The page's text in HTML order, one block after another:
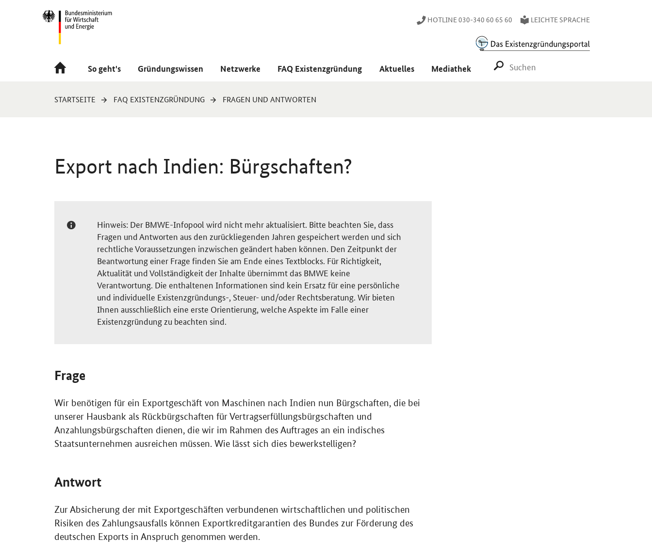
Navigation
Hauptmenü HOTLINE 030-340 60 65 60 LEICHTE SPRACHE
So geht's Gründungswissen Netzwerke FAQ Existenzgründung Aktuelles Mediathek SUCHE STARTEN
Sie
STARTSEITE FAQ EXISTENZGRÜNDUNG FRAGEN UND ANTWORTEN
Export nach Indien: Bürgschaften?
Hinweis: Der BMWE-Infopool wird nicht mehr aktualisiert. Bitte beachten Sie, dass
Fragen und Antworten aus den zurückliegenden Jahren gespeichert werden und sich
rechtliche Voraussetzungen inzwischen geändert haben können. Den Zeitpunkt der
Beantwortung einer Frage finden Sie am Ende eines Textblocks. Für Richtigkeit,
Aktualität und Vollständigkeit der Inhalte übernimmt das BMWE keine
Verantwortung. Die enthaltenen Informationen sind kein Ersatz für eine persönliche
und individuelle Existenzgründungs-, Steuer- und/oder Rechtsberatung. Wir bieten
Ihnen ausschließlich eine erste Orientierung, welche Aspekte im Falle einer
Existenzgründung zu beachten sind.
Frage
Wir benötigen für ein Exportgeschäft von Maschinen nach Indien nun Bürgschaften, die bei
unserer Hausbank als Rückbürgschaften für Vertragserfüllungsbürgschaften und
Anzahlungsbürgschaften dienen, die wir im Rahmen des Auftrages an ein indisches
Staatsunternehmen ausreichen müssen. Wie lässt sich dies bewerkstelligen?
Antwort
Zur Absicherung der mit Exportgeschäften verbundenen wirtschaftlichen und politischen
Risiken des Zahlungsausfalls können Exportkreditgarantien des Bundes zur Förderung des
deutschen Exports in Anspruch genommen werden.